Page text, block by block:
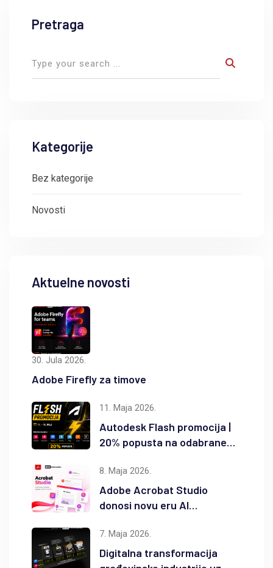
Pretraga
Kategorije
Bez kategorije
Novosti
Aktuelne novosti
30. Jula 2026.
Adobe Firefly za timove
11. Maja 2026.
Autodesk Flash promocija |
20% popusta na odabrane
8. Maja 2026.
Adobe Acrobat Studio
donosi novu eru AI
7. Maja 2026.
Digitalna transformacija